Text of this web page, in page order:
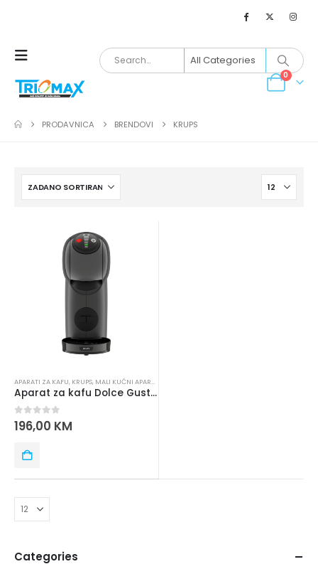
0
PRODAVNICA BRENDOVI KRUPS
APARATI ZA KAFU, KRUPS, MALI KUĆNI APARATI
Aparat za kafu Dolce Gusto Genio S KP243B10
0out of 5
196,00 KM
Categories